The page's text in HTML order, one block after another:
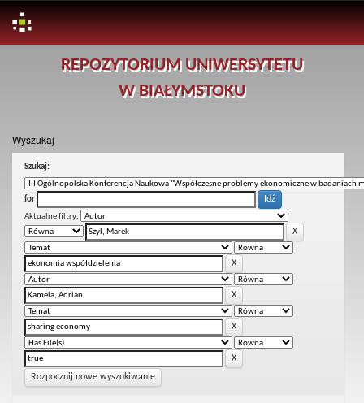
REPOZYTORIUM UNIWERSYTETU
W BIAŁYMSTOKU
Wyszukaj
Szukaj:
for
Aktualne filtry:
Rozpocznij nowe wyszukiwanie